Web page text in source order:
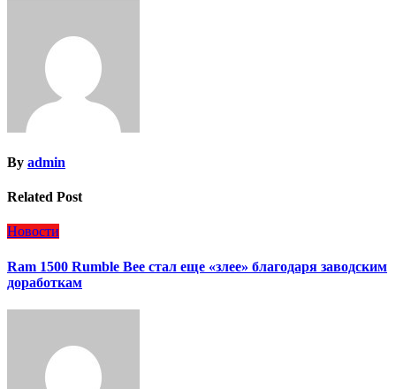
By admin
Related Post
Новости
Ram 1500 Rumble Bee стал еще «злее» благодаря заводским
доработкам